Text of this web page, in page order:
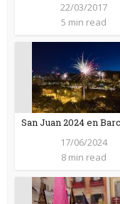
22/03/2017
5 min read
San Juan 2024 en
17/06/2024
8 min read